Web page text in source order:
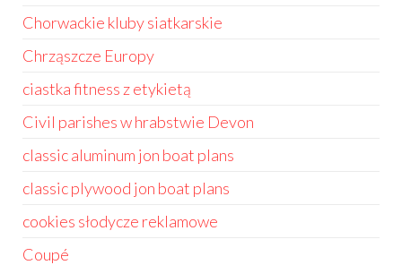
Chorwackie kluby siatkarskie
Chrząszcze Europy
ciastka fitness z etykietą
Civil parishes w hrabstwie Devon
classic aluminum jon boat plans
classic plywood jon boat plans
cookies słodycze reklamowe
Coupé